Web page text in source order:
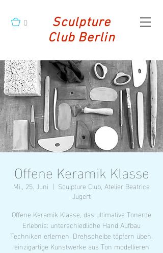
0
Sculpture
Club Berlin
Offene Keramik Klasse
Mi., 25. Juni
  |
Sculpture Club, Atelier Beatrice
Jugert
Offene Keramik Klasse, das ultimative Tonerde
Erlebnis: unterschiedliche Hand Aufbau
Techniken erlernen, Drehscheibe töpfern üben,
einzigartige Kunstwerke aus Ton modellieren